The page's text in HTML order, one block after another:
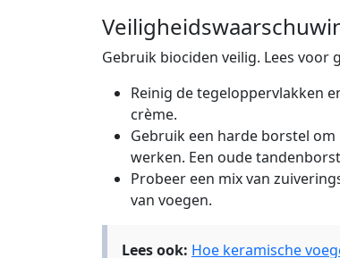
Gebruik biociden veilig. Lees
Reinig de tegeloppervlakken
crème.
Gebruik een harde borstel
werken. Een oude
Probeer een mix van
van voegen.
Lees ook: Hoe keramische